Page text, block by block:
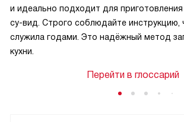
и идеально подходит для приготовления
су-вид. Строго соблюдайте инструкцию,
служила годами. Это надёжный метод
кухни.
Перейти в глоссарий